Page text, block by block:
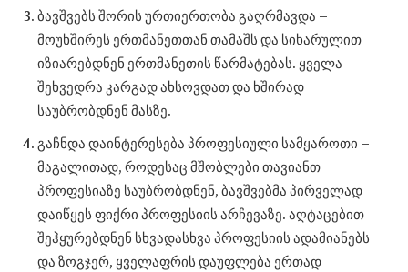
ბავშვებს შორის ურთიერთობა გაღრმავდა –
მოუხშირეს ერთმანეთთან თამაშს და სიხარულით
იზიარებდნენ ერთმანეთის წარმატებას. ყველა
შეხვედრა კარგად ახსოვდათ და ხშირად
საუბრობდნენ მასზე.
გაჩნდა დაინტერესება პროფესიული სამყაროთი –
მაგალითად, როდესაც მშობლები თავიანთ
პროფესიაზე საუბრობდნენ, ბავშვებმა პირველად
დაიწყეს ფიქრი პროფესიის არჩევაზე. აღტაცებით
შეჰყურებდნენ სხვადასხვა პროფესიის ადამიანებს
და ზოგჯერ, ყველაფრის დაუფლება ერთად